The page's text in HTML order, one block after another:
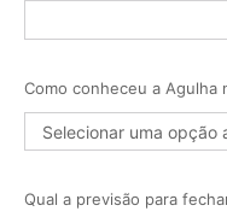
Como conheceu a Agulha
Qual a previsão para